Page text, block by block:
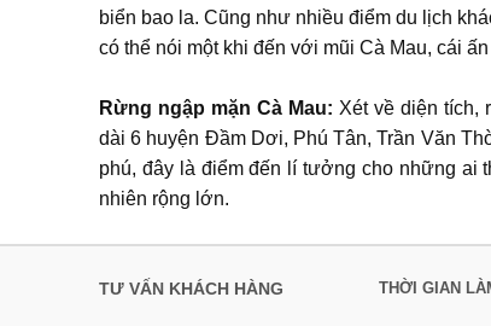
biển bao la. Cũng như nhiều điểm du lịch
có thể nói một khi đến với mũi Cà Mau, cái
Rừng ngập mặn Cà Mau: Xét về diện tích,
dài 6 huyện Đầm Dơi, Phú Tân, Trần Văn
phú, đây là điểm đến lí tưởng cho những ai
nhiên rộng lớn.
TƯ VẤN KHÁCH HÀNG THỜI GIAN